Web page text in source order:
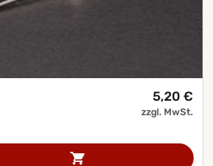
5,20 €
zzgl. MwSt.